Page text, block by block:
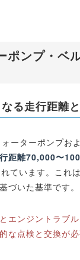
ポンプ・ベ
る走行距離
ーターポンプお
距離70,000〜
ています。これ
づいた基準です。
エンジントラブ
な点検と交換が必